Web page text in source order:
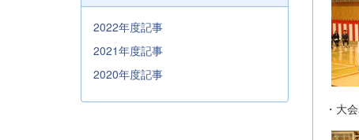
・大
2022年度記事
2021年度記事
2020年度記事